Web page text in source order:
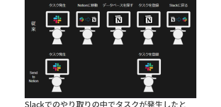
Slackでのやり取りの中でタスクが発生したと